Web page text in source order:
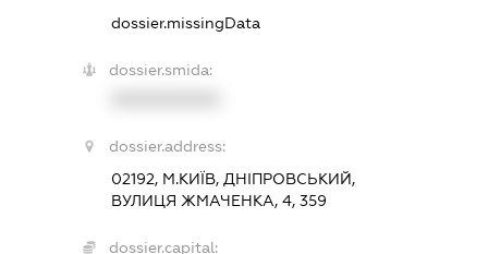
dossier.missingData
dossier.smida:
dossier.address:
02192, М.КИЇВ, ДНІПРОВСЬКИЙ,
ВУЛИЦЯ ЖМАЧЕНКА, 4, 359
dossier.capital: